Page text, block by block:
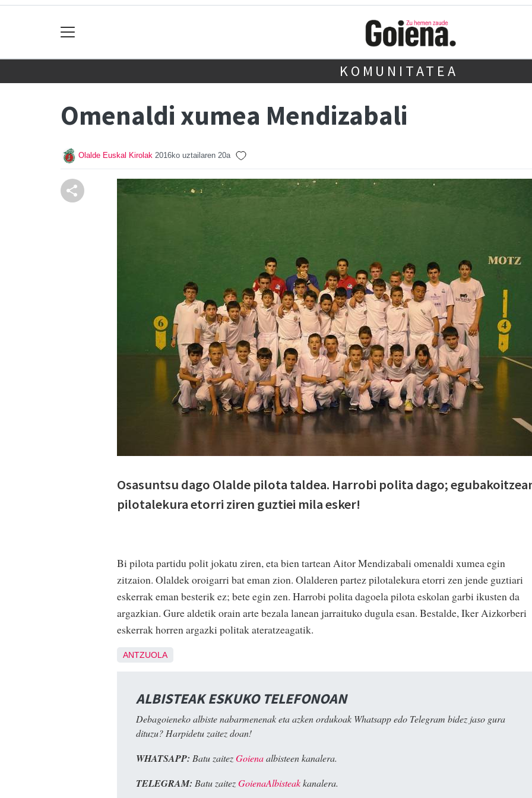
KOMUNITATEA
Omenaldi xumea Mendizabali
Olalde Euskal Kirolak 2016ko uztailaren 20a
Osasuntsu dago Olalde pilota taldea. Harrobi polita dago;
pilotalekura etorri ziren guztiei mila esker!
Bi pilota partidu polit jokatu ziren, eta bien tartean Aitor Mendizabali omenaldi xumea egin
zitzaion. Olaldek oroigarri bat eman zion. Olalderen partez pilotalekura etorri zen jende guztiari
eskerrak eman besterik ez; bete egin zen. Harrobi polita dagoela pilota eskolan garbi ikusten da
argazkian. Gure aldetik orain arte bezala lanean jarraituko dugula esan. Bestalde, Iker Aizkorberi
eskerrak horren argazki politak ateratzeagatik.
ANTZUOLA
ALBISTEAK ESKUKO TELEFONOAN
Debagoieneko albiste nabarmenenak eta azken ordukoak Whatsapp edo Telegram bidez jaso gura
dituzu? Harpidetu zaitez doan!
WHATSAPP: Batu zaitezGoienaalbisteen kanalera.
TELEGRAM: Batu zaitezGoienaAlbisteakkanalera.